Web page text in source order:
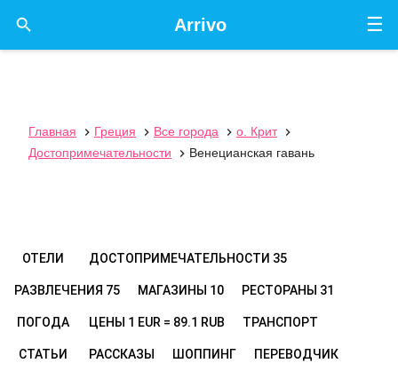
☰
Arrivo

Главная  Греция  Все города  о. Крит

Достопримечательности
 Венецианская гавань
ОТЕЛИ ДОСТОПРИМЕЧАТЕЛЬНОСТИ 35
РАЗВЛЕЧЕНИЯ 75 МАГАЗИНЫ 10 РЕСТОРАНЫ 31
ПОГОДА ЦЕНЫ 1 EUR = 89.1 RUB ТРАНСПОРТ
СТАТЬИ РАССКАЗЫ ШОППИНГ ПЕРЕВОДЧИК